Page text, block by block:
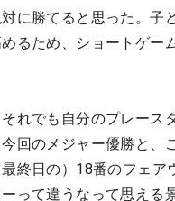
に勝てると思った。子
るため、ショートゲー
れでも自分のプレース
回のメジャー優勝と、
終日の）18番のフェア
って違うなって思える